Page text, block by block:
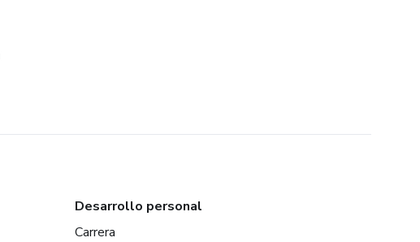
Desarrollo personal
Carrera